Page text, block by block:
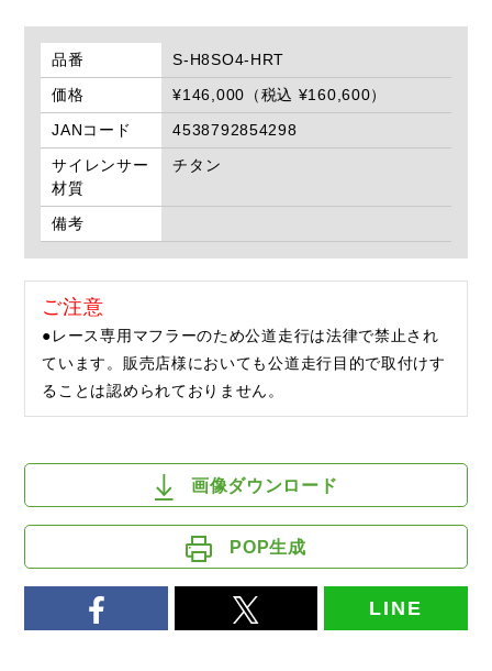
品番
S-H8SO4-HRT
価格
¥146,000（税込 ¥160,600）
JANコード
4538792854298
サイレンサー
材質
チタン
備考
ご注意
●レース専用マフラーのため公道走行は法律で禁止され
ています。販売店様においても公道走行目的で取付けす
ることは認められておりません。
画像ダウンロード
POP生成
LINE